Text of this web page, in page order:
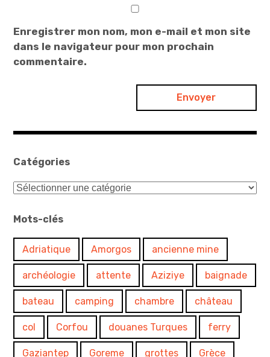
Enregistrer mon nom, mon e-mail et mon site
dans le navigateur pour mon prochain
commentaire.
Catégories
Catégories
Mots-clés
Adriatique Amorgos ancienne mine
archéologie attente Aziziye baignade
bateau camping chambre château
col Corfou douanes Turques ferry
Gaziantep Goreme grottes Grèce